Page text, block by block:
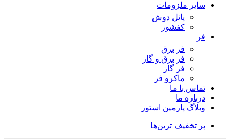
سایر ملزومات
پانل دوش
کفشور
فر
فر برق
فر برق و گاز
فر گاز
ماكرو فر
تماس با ما
درباره ما
وبلاگ پارمین استور
پر تخفیف ترین‌ها